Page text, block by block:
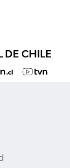
DE CHILE